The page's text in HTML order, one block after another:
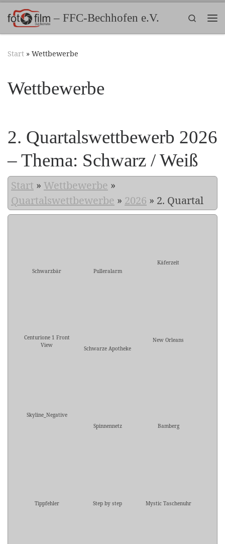
Zum Inhalt springen– FFC-Bechhofen e.V.
Search
Start » Wettbewerbe
Wettbewerbe
2. Quartalswettbewerb 2026
– Thema: Schwarz / Weiß
Start » Wettbewerbe »
Quartalswettbewerbe » 2026 » 2. Quartal
Schwarzbär Pulleralarm
Käferzeit
Centurione 1 Front
View
Schwarze Apotheke
New Orleans
Skyline_Negative
Spinnennetz
Bamberg
Tippfehler Step by step Mystic Taschenuhr